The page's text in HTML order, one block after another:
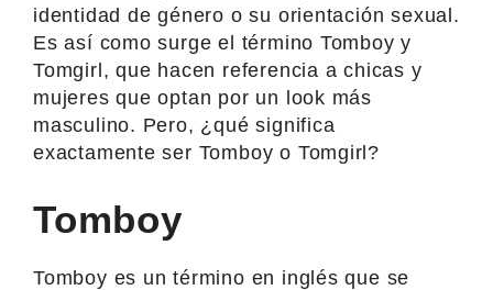
identidad de género o su orientación sexual.
Es así como surge el término Tomboy y
Tomgirl, que hacen referencia a chicas y
mujeres que optan por un look más
masculino. Pero, ¿qué significa
exactamente ser Tomboy o Tomgirl?
Tomboy
Tomboy es un término en inglés que se